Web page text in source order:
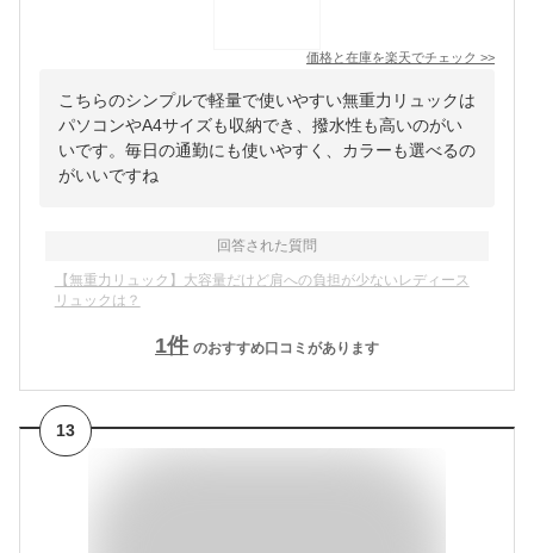
価格と在庫を楽天でチェック >>
こちらのシンプルで軽量で使いやすい無重力リュックは
パソコンやA4サイズも収納でき、撥水性も高いのがい
いです。毎日の通勤にも使いやすく、カラーも選べるの
がいいですね
回答された質問
【無重力リュック】大容量だけど肩への負担が少ないレディース
リュックは？
1件 のおすすめ口コミがあります
13